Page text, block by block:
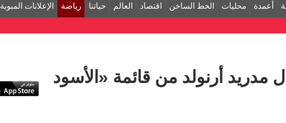
أعمدة محليات الخط الساخن اقتصاد العالم حياتنا رياضة الإعلانات المبوبة
مدريد أرنولد من قائمة «الأسود